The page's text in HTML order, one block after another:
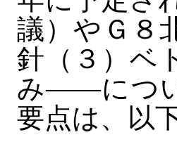
議）やＧ８
針（３）ベ
み――につ
要点は、以